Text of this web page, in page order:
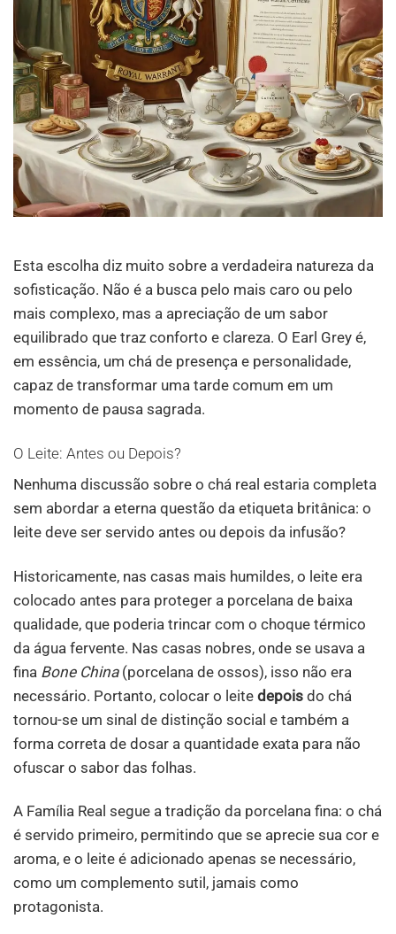
Esta escolha diz muito sobre a verdadeira natureza da
sofisticação. Não é a busca pelo mais caro ou pelo
mais complexo, mas a apreciação de um sabor
equilibrado que traz conforto e clareza. O Earl Grey é,
em essência, um chá de presença e personalidade,
capaz de transformar uma tarde comum em um
momento de pausa sagrada.
O Leite: Antes ou Depois?
Nenhuma discussão sobre o chá real estaria completa
sem abordar a eterna questão da etiqueta britânica: o
leite deve ser servido antes ou depois da infusão?
Historicamente, nas casas mais humildes, o leite era
colocado antes para proteger a porcelana de baixa
qualidade, que poderia trincar com o choque térmico
da água fervente. Nas casas nobres, onde se usava a
fina Bone China(porcelana de ossos), isso não era
necessário. Portanto, colocar o leite depois do chá
tornou-se um sinal de distinção social e também a
forma correta de dosar a quantidade exata para não
ofuscar o sabor das folhas.
A Família Real segue a tradição da porcelana fina: o chá
é servido primeiro, permitindo que se aprecie sua cor e
aroma, e o leite é adicionado apenas se necessário,
como um complemento sutil, jamais como
protagonista.